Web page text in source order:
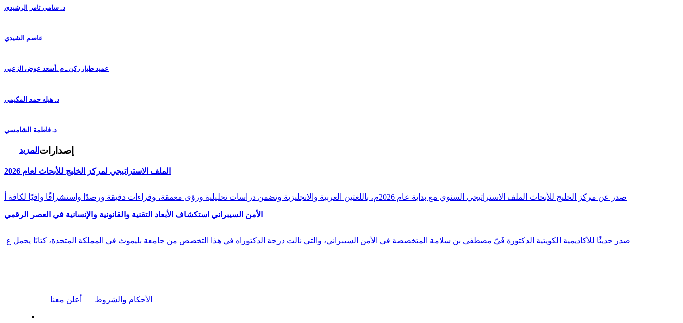
د. سامي ثامر الرشيدي
عاصم الشيدي
عميد طيار ركن ـ م .أسعد عوض الزعبي
د. هيله حمد المكيمي
د. فاطمة الشامسي
المزيد إصدارات
الملف الاستراتيجي لمركز الخليج للأبحاث لعام 2026
صدر عن مركز الخليج للأبحاث الملف الاستراتيجي السنوي مع بداية عام 2026م، باللغتين العربية والانجليزية وتضمن دراسات تحليلية ورؤى معمقة، وقراءات دقيقة ورصدًا واستشرافًا وافيًا لكافة أ
الأمن السيبراني استكشاف الأبعاد التقنية والقانونية والإنسانية في العصر الرقمي
صدر حديثًا للأكاديمية الكويتية الدكتورة فَيّ مصطفى بن سلامة المتخصصة في الأمن السيبراني، والتي نالت درجة الدكتوراه في هذا التخصص من جامعة بليموث في المملكة المتحدة، كتابًا يحمل ع
أعلن معنا الأحكام والشروط